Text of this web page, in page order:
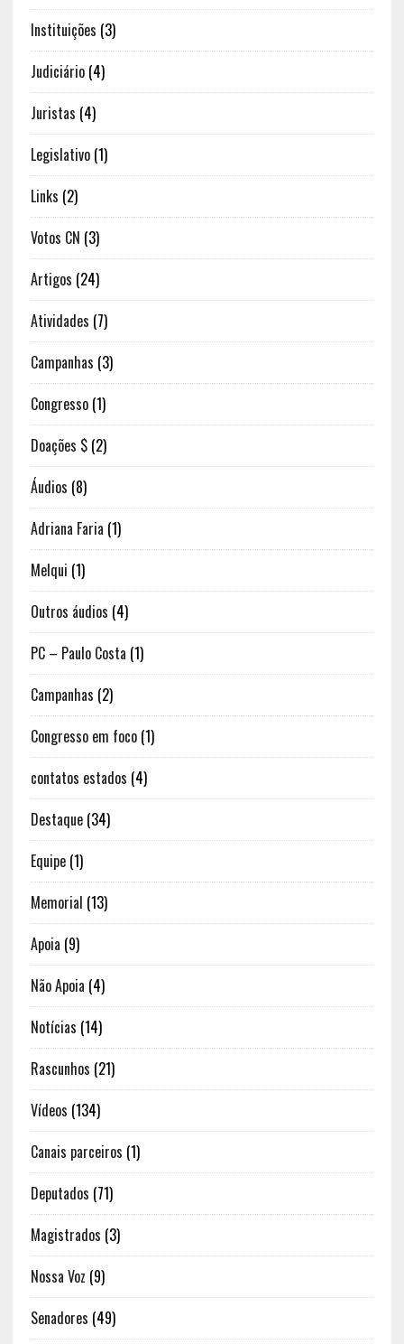
Instituições (3)
Judiciário(4)
Juristas (4)
Legislativo(1)
Links (2)
Votos CN (3)
Artigos (24)
Atividades (7)
Campanhas (3)
Congresso(1)
Doações $(2)
Áudios (8)
Adriana Faria (1)
Melqui (1)
Outros áudios (4)
PC – Paulo Costa (1)
Campanhas (2)
Congresso em foco(1)
contatos estados (4)
Destaque(34)
Equipe(1)
Memorial (13)
Apoia (9)
Não Apoia (4)
Notícias (14)
Rascunhos (21)
Vídeos (134)
Canais parceiros (1)
Deputados (71)
Magistrados (3)
Nossa Voz (9)
Senadores (49)